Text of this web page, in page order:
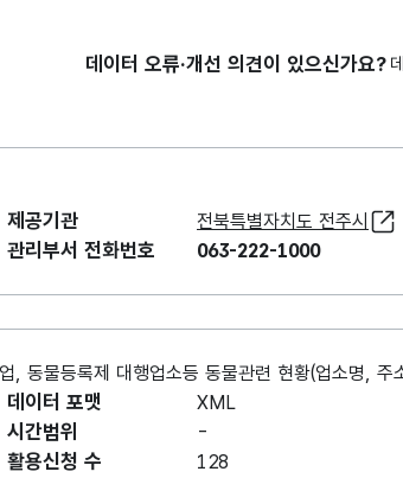
데이터 오류·개선 의견이 있으신가요?
제공기관 전북특별자치도 전주시
관리부서 전화번호 063-222-1000
, 동물등록제 대행업소등 동물관련 현황(업소명, 주
데이터 포맷 XML
시간범위 -
활용신청 수 128